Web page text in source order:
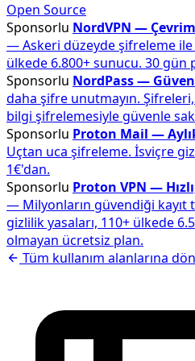
Open Source
Sponsorlu NordVPN —
— Askeri düzeyde şifreleme ile
ülkede 6.800+ sunucu. 30 gün
Sponsorlu NordPass —
daha şifre unutmayın. Şifreleri,
bilgi şifrelemesiyle güvenle
Sponsorlu Proton Mail —
Uçtan uca şifreleme. İsviçre
1€'dan.
Sponsorlu Proton VPN —
— Milyonların güvendiği kayıt
gizlilik yasaları, 110+ ülkede
olmayan ücretsiz plan.
Tüm kullanım alanlarına dön